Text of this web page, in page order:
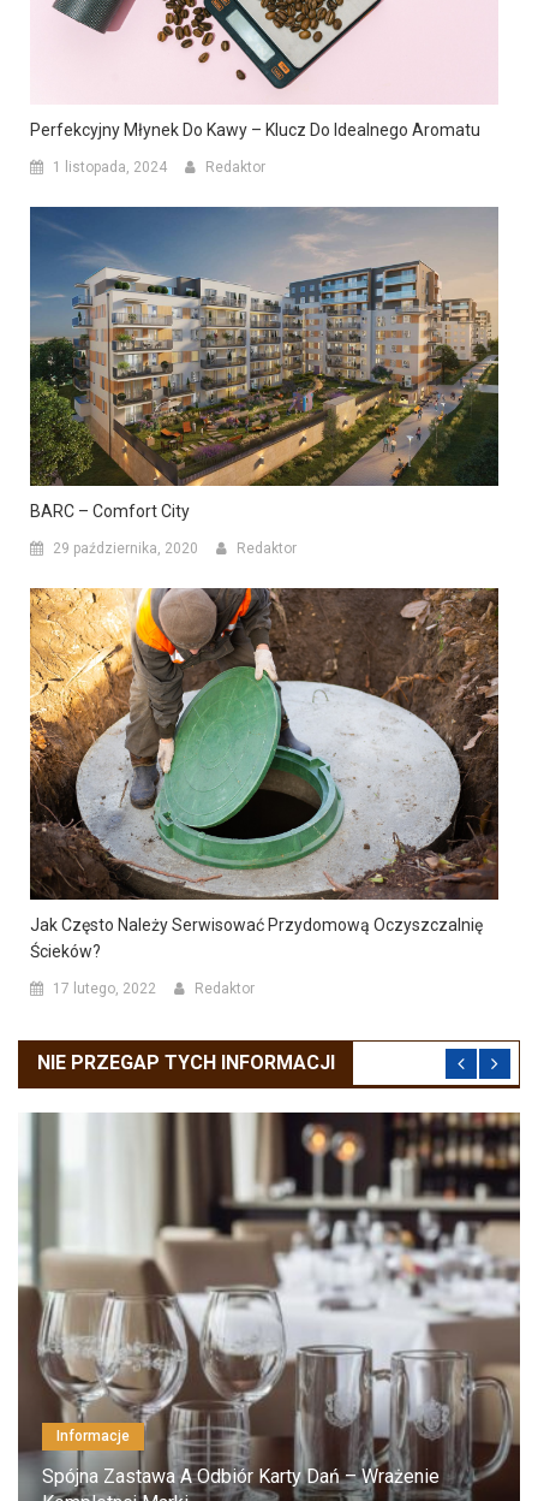
Perfekcyjny Młynek Do Kawy – Klucz Do Idealnego Aromatu
1 listopada, 2024 Redaktor
BARC – Comfort City
29 października, 2020 Redaktor
Jak Często Należy Serwisować Przydomową Oczyszczalnię
Ścieków?
17 lutego, 2022 Redaktor
NIE PRZEGAP TYCH INFORMACJI
Informacje
Spójna Zastawa A Odbiór Karty Dań – Wrażenie